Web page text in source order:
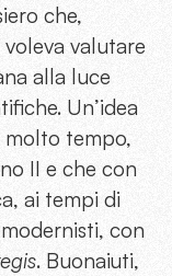
che,
valutare
alla luce
Un’idea
molto tempo,
II e che con
ai tempi di
con
. Buonaiuti,